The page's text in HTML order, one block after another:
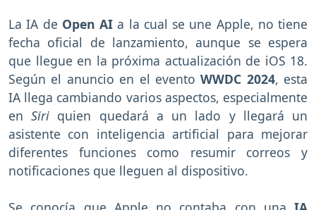
La IA de Open AI a la cual se une Apple, no tiene
fecha oficial de lanzamiento, aunque se espera
que llegue en la próxima actualización de iOS 18.
Según el anuncio en el eventoWWDC 2024, esta
IA llega cambiando varios aspectos, especialmente
enSiri quien quedará a un lado y llegará un
asistente con inteligencia artificial para mejorar
diferentes funciones como resumir correos y
notificaciones que lleguen al dispositivo.